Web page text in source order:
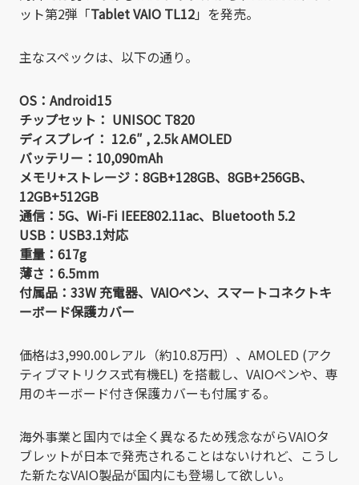
ット第2弾「Tablet VAIO TL12」を発売。
主なスペックは、以下の通り。
OS：Android15
チップセット： UNISOC T820
ディスプレイ： 12.6″ , 2.5k AMOLED
バッテリー：10,090mAh
メモリ+ストレージ：8GB+128GB、8GB+256GB、
12GB+512GB
通信：5G、Wi-Fi IEEE802.11ac、Bluetooth 5.2
USB：USB3.1対応
重量：617g
薄さ：6.5mm
付属品：33W 充電器、VAIOペン、スマートコネクトキ
ーボード保護カバー
価格は3,990.00レアル（約10.8万円）、AMOLED (アク
ティブマトリクス式有機EL) を搭載し、VAIOペンや、専
用のキーボード付き保護カバーも付属する。
海外事業と国内では全く異なるため残念ながらVAIOタ
ブレットが日本で発売されることはないけれど、こうし
た新たなVAIO製品が国内にも登場して欲しい。